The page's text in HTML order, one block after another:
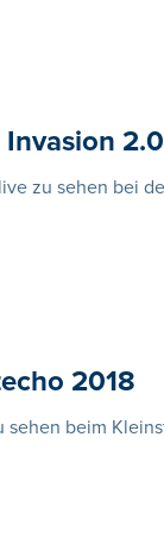
2.0
zu sehen bei
2018
sehen beim